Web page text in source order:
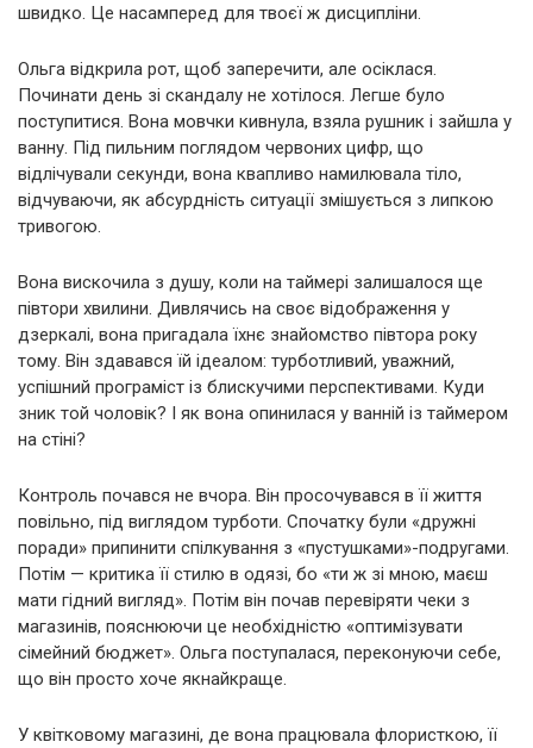
швидко. Це насамперед для твоєї ж дисципліни.
Ольга відкрила рот, щоб заперечити, але осіклася.
Починати день зі скандалу не хотілося. Легше було
поступитися. Вона мовчки кивнула, взяла рушник і зайшла у
ванну. Під пильним поглядом червоних цифр, що
відлічували секунди, вона квапливо намилювала тіло,
відчуваючи, як абсурдність ситуації змішується з липкою
тривогою.
Вона вискочила з душу, коли на таймері залишалося ще
півтори хвилини. Дивлячись на своє відображення у
дзеркалі, вона пригадала їхнє знайомство півтора року
тому. Він здавався їй ідеалом: турботливий, уважний,
успішний програміст із блискучими перспективами. Куди
зник той чоловік? І як вона опинилася у ванній із таймером
на стіні?
Контроль почався не вчора. Він просочувався в її життя
повільно, під виглядом турботи. Спочатку були «дружні
поради» припинити спілкування з «пустушками»-подругами.
Потім — критика її стилю в одязі, бо «ти ж зі мною, маєш
мати гідний вигляд». Потім він почав перевіряти чеки з
магазинів, пояснюючи це необхідністю «оптимізувати
сімейний бюджет». Ольга поступалася, переконуючи себе,
що він просто хоче якнайкраще.
У квітковому магазині, де вона працювала флористкою, її